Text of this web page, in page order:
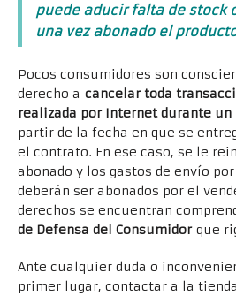
puede aducir falta de stock
una vez abonado el
Pocos consumidores son
derecho a cancelar toda
realizada por Internet durante un
partir de la fecha en que se
el contrato. En ese caso, se le
abonado y los gastos de envío
deberán ser abonados por el
derechos se encuentran
de Defensa del Consumidorque
Ante cualquier duda o
primer lugar, contactar a la